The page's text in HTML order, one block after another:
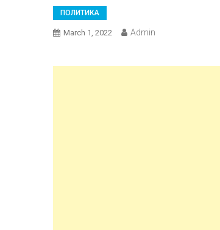
ПОЛИТИКА
March 1, 2022 Admin